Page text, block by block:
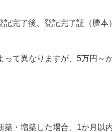
完了後、登記完了証（謄本
て異なりますが、5万円～
築・増築した場合、1か月以